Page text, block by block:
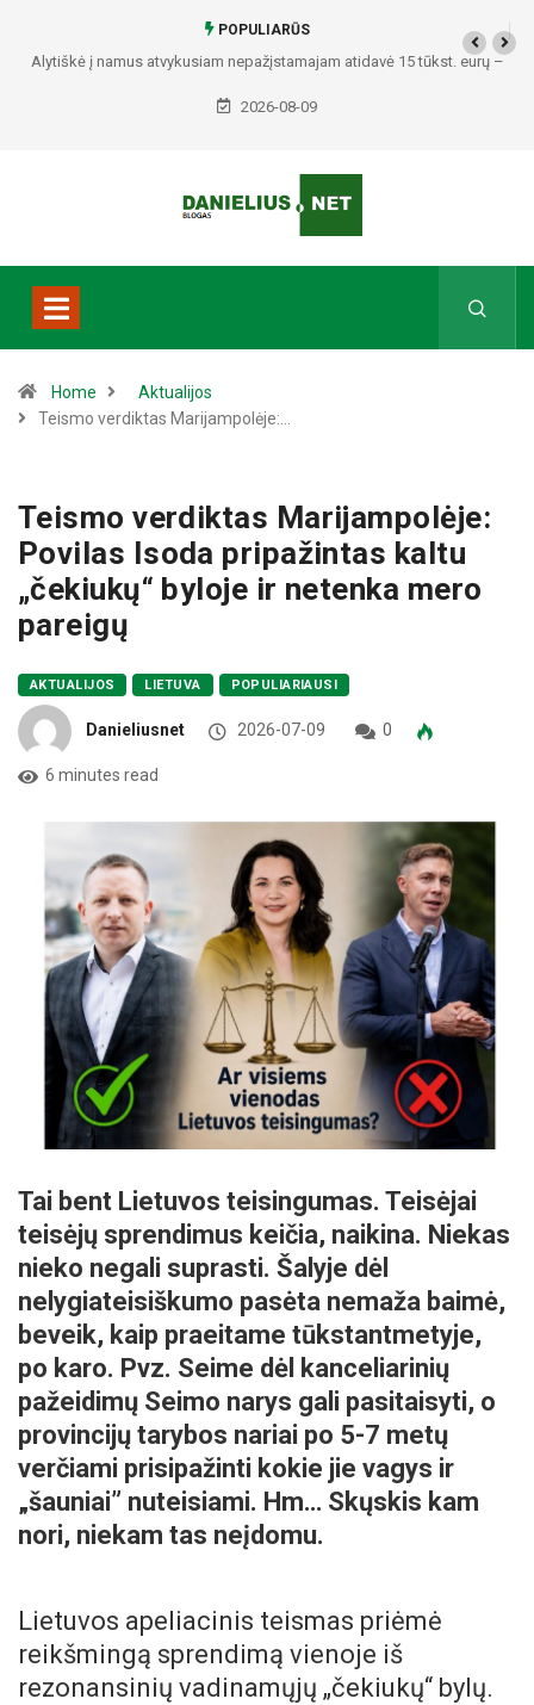
POPULIARŪS
Policija prašo pagalbos: paviešino du vyrus, įtariamus galimai
padariusius vagystes Alytuje ir Dauguose
2026-08-09
Home
Aktualijos
Teismo verdiktas Marijampolėje:…
Teismo verdiktas Marijampolėje:
Povilas Isoda pripažintas kaltu
„čekiukų“ byloje ir netenka mero
pareigų
AKTUALIJOS LIETUVA POPULIARIAUSI
Danieliusnet 2026-07-09 0
6 minutes read
Tai bent Lietuvos teisingumas. Teisėjai
teisėjų sprendimus keičia, naikina. Niekas
nieko negali suprasti. Šalyje dėl
nelygiateisiškumo pasėta nemaža baimė,
beveik, kaip praeitame tūkstantmetyje,
po karo. Pvz. Seime dėl kanceliarinių
pažeidimų Seimo narys gali pasitaisyti, o
provincijų tarybos nariai po 5-7 metų
verčiami prisipažinti kokie jie vagys ir
„šauniai” nuteisiami. Hm… Skųskis kam
nori, niekam tas neįdomu.
Lietuvos apeliacinis teismas priėmė
reikšmingą sprendimą vienoje iš
rezonansinių vadinamųjų „čekiukų“ bylų.